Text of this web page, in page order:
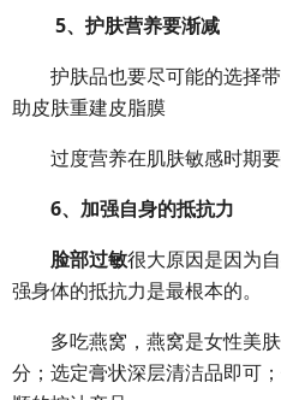
5、护肤营养要渐减
护肤品也要尽可能的选择带
助皮肤重建皮脂膜
过度营养在肌肤敏感时期要
6、加强自身的抵抗力
脸部过敏很大原因是因为
强身体的抵抗力是最根本的。
多吃燕窝，燕窝是女性美肤
分；选定膏状深层清洁品即可